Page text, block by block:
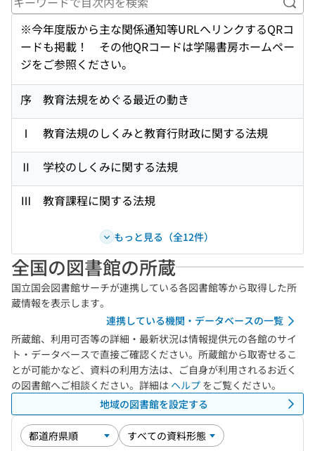
キ
※今年度版から主な関係通知等URLへリンクするQRコ
ードも掲載！ その他QRコードは学陽書房ホームペー
ジをご参照ください。
序 教育法規をめぐる最近の動き
Ⅰ 教育法規のしくみと教育行財政に関する法規
Ⅱ 学校のしくみに関する法規
Ⅲ 教育課程に関する法規
もっと見る（全12件）
全国の図書館の所蔵
国立国会図書館サーチが連携している各図書館等から取得した所
蔵情報を表示します。
連携している機関・データベースの一覧
所蔵館、利用可否等の詳細・最新状況は情報提供元の各館のサイ
ト・データベースで直接ご確認ください。所蔵館から取寄せるこ
とが可能かなど、資料の利用方法は、ご自身が利用されるお近く
の図書館へご相談ください。詳細は ヘルプ をご覧ください。
地域の図書館を設定する